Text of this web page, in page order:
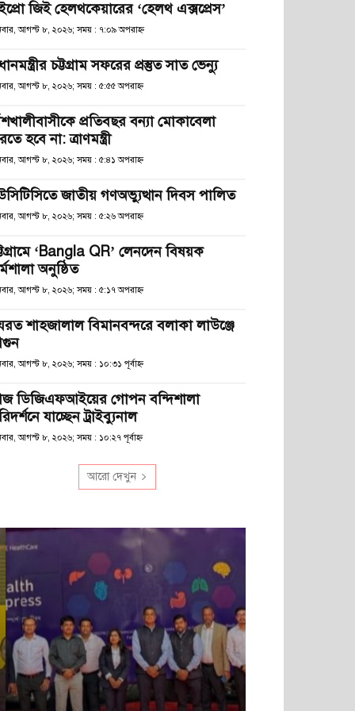
জিই হেলথকেয়ারের ‘হেলথ এক্সপ্রেস’
আগস্ট ৮, ২০২৬; সময় : ৭:০৯ অপরাহ্ণ
চট্টগ্রাম সফরের প্রস্তুত সাত ভেন্যু
আগস্ট ৮, ২০২৬; সময় : ৫:৫৫ অপরাহ্ণ
প্রতিবছর বন্যা মোকাবেলা
হবে না: ত্রাণমন্ত্রী
আগস্ট ৮, ২০২৬; সময় : ৫:৪১ অপরাহ্ণ
জাতীয় গণঅভ্যুত্থান দিবস পালিত
আগস্ট ৮, ২০২৬; সময় : ৫:২৬ অপরাহ্ণ
‘Bangla QR’ লেনদেন বিষয়ক
অনুষ্ঠিত
আগস্ট ৮, ২০২৬; সময় : ৫:১৭ অপরাহ্ণ
শাহজালাল বিমানবন্দরে বলাকা লাউঞ্জে
আগস্ট ৮, ২০২৬; সময় : ১০:৩১ পূর্বাহ্ণ
ডিজিএফআইয়ের গোপন বন্দিশালা
যাচ্ছেন ট্রাইব্যুনাল
আগস্ট ৮, ২০২৬; সময় : ১০:২৭ পূর্বাহ্ণ
আরো দেখুন